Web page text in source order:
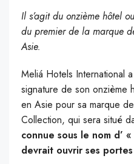
Il s’agit du onzième hôtel
du premier de la marque
Asie.
Meliá Hotels International
signature de son onzième
en Asie pour sa marque
Collection, qui sera situé
connue sous le nom d’
devrait ouvrir ses